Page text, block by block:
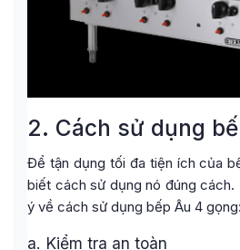
2. Cách sử dụng
Để tận dụng tối đa tiện ích của
biết cách sử dụng nó đúng cách.
ý về cách sử dụng bếp Âu 4 gọng:
a. Kiểm tra an toàn